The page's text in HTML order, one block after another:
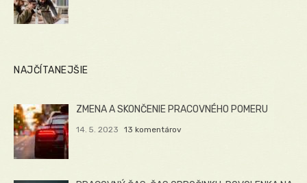
NAJČÍTANEJŠIE
ZMENA A SKONČENIE PRACOVNÉHO POMERU
14. 5. 2023 13 komentárov